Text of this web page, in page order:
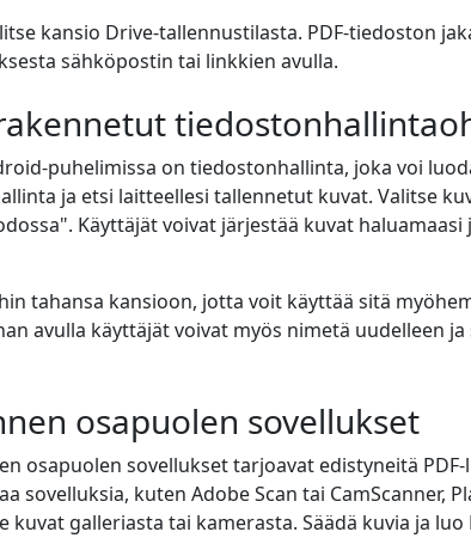
kansio Drive-tallennustilasta. PDF-tiedoston
sähköpostin tai linkkien avulla.
puhelimissa on tiedostonhallinta, joka voi
ja etsi laitteellesi tallennetut kuvat. Valitse
Käyttäjät voivat järjestää kuvat
tahansa kansioon, jotta voit käyttää sitä
avulla käyttäjät voivat myös nimetä uudelleen ja
osapuolen sovellukset
osapuolen sovellukset tarjoavat edistyneitä
sovelluksia, kuten Adobe Scan tai CamScanner,
kuvat galleriasta tai kamerasta. Säädä kuvia ja luo